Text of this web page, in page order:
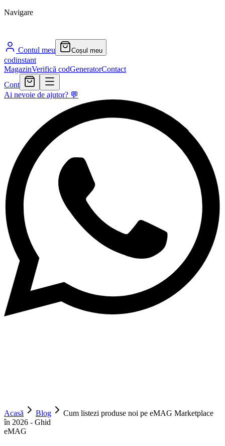
Navigare
Contul meu Coșul meu
codinstant
MagazinVerifică codGeneratorContact
Cont
Ai nevoie de ajutor? 💬
Acasă Blog
Cum listezi produse noi pe eMAG Marketplace
în 2026 - Ghid
eMAG